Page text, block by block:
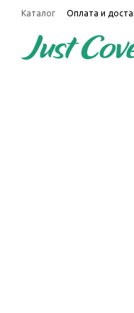
Перейти к основному
Каталог Оплата и